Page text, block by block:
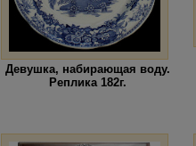
Девушка, набирающая воду.
Реплика 182г.